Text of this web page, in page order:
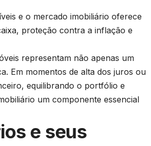
e o mercado imobiliário oferece
proteção contra a inflação e
representam não apenas um
Em momentos de alta dos juros ou
equilibrando o portfólio e
um componente essencial
e seus